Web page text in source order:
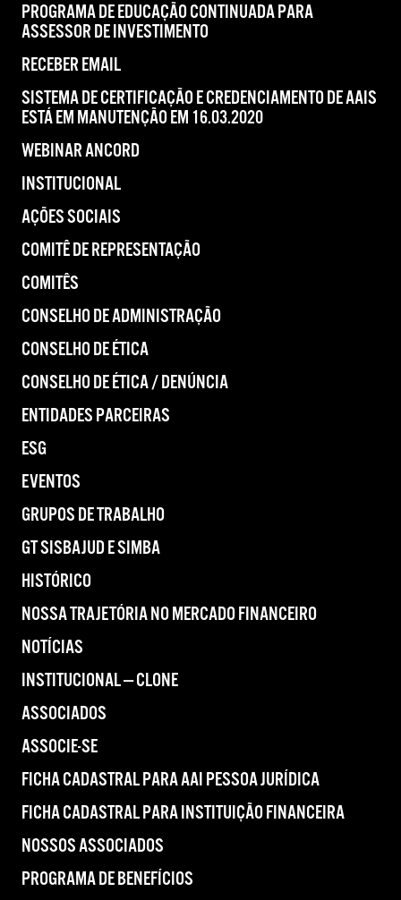
PROGRAMA DE EDUCAÇÃO CONTINUADA PARA
ASSESSOR DE INVESTIMENTO
RECEBER EMAIL
SISTEMA DE CERTIFICAÇÃO E CREDENCIAMENTO DE AAIS
ESTÁ EM MANUTENÇÃO EM 16.03.2020
WEBINAR ANCORD
INSTITUCIONAL
AÇÕES SOCIAIS
COMITÊ DE REPRESENTAÇÃO
COMITÊS
CONSELHO DE ADMINISTRAÇÃO
CONSELHO DE ÉTICA
CONSELHO DE ÉTICA / DENÚNCIA
ENTIDADES PARCEIRAS
ESG
EVENTOS
GRUPOS DE TRABALHO
GT SISBAJUD E SIMBA
HISTÓRICO
NOSSA TRAJETÓRIA NO MERCADO FINANCEIRO
NOTÍCIAS
INSTITUCIONAL — CLONE
ASSOCIADOS
ASSOCIE-SE
FICHA CADASTRAL PARA AAI PESSOA JURÍDICA
FICHA CADASTRAL PARA INSTITUIÇÃO FINANCEIRA
NOSSOS ASSOCIADOS
PROGRAMA DE BENEFÍCIOS